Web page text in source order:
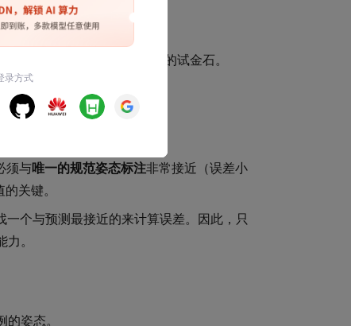
复杂，是检验姿态估计算法的试金石。
高。
须与唯一的规范姿态标注非常接近（误差小
关键。
个与预测最接近的来计算误差。因此，只
。
姿态。